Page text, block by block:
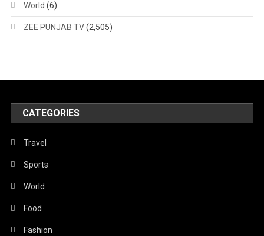
World (6)
ZEE PUNJAB TV(2,505)
CATEGORIES
Travel
Sports
World
Food
Fashion